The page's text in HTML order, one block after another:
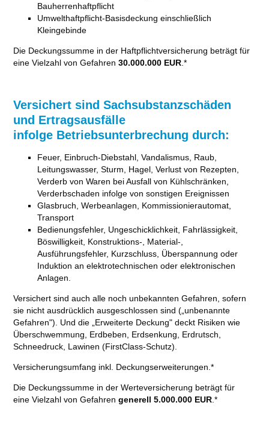
Bauherrenhaftpflicht
Umwelthaftpflicht-Basisdeckung einschließlich
Kleingebinde
Die Deckungssumme in der Haftpflichtversicherung beträgt für
eine Vielzahl von Gefahren30.000.000 EUR.*
Versichert sind Sachsubstanzschäden
und Ertragsausfälle
infolge Betriebsunterbrechung durch:
Feuer, Einbruch-Diebstahl, Vandalismus, Raub,
Leitungswasser, Sturm, Hagel, Verlust von Rezepten,
Verderb von Waren bei Ausfall von Kühlschränken,
Verderbschaden infolge von sonstigen Ereignissen
Glasbruch, Werbeanlagen, Kommissionierautomat,
Transport
Bedienungsfehler, Ungeschicklichkeit, Fahrlässigkeit,
Böswilligkeit, Konstruktions-, Material-,
Ausführungsfehler, Kurzschluss, Überspannung oder
Induktion an elektrotechnischen oder elektronischen
Anlagen.
Versichert sind auch alle noch unbekannten Gefahren, sofern
sie nicht ausdrücklich ausgeschlossen sind („unbenannte
Gefahren"). Und die „Erweiterte Deckung" deckt Risiken wie
Überschwemmung, Erdbeben, Erdsenkung, Erdrutsch,
Schneedruck, Lawinen (FirstClass-Schutz).
Versicherungsumfang inkl. Deckungserweiterungen.*
Die Deckungssumme in der Werteversicherung beträgt für
eine Vielzahl von Gefahrengenerell 5.000.000 EUR.*